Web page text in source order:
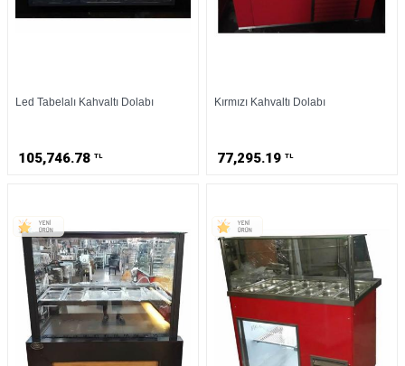
Led Tabelalı Kahvaltı Dolabı
105,746.78 TL
Kırmızı Kahvaltı Dolabı
77,295.19 TL